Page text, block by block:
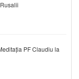
PF Claudiu la